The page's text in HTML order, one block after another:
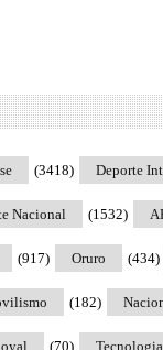
Deporte
(3418)
Nacional (1532)
Oruro
(917) (434)
(182)
Tecnologia
(70)